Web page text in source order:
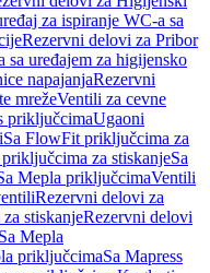
za ispiranje WC-a sa
Rezervni delovi za Pribor
uređajem za higijensko
napajanjaRezervni
mrežeVentili za cevne
priključcimaUgaoni
Sa FlowFit priključcima za
za stiskanjeSa
Mepla priključcimaVentili
Rezervni delovi za
stiskanjeRezervni delovi
Sa Mepla
priključcimaSa Mapress